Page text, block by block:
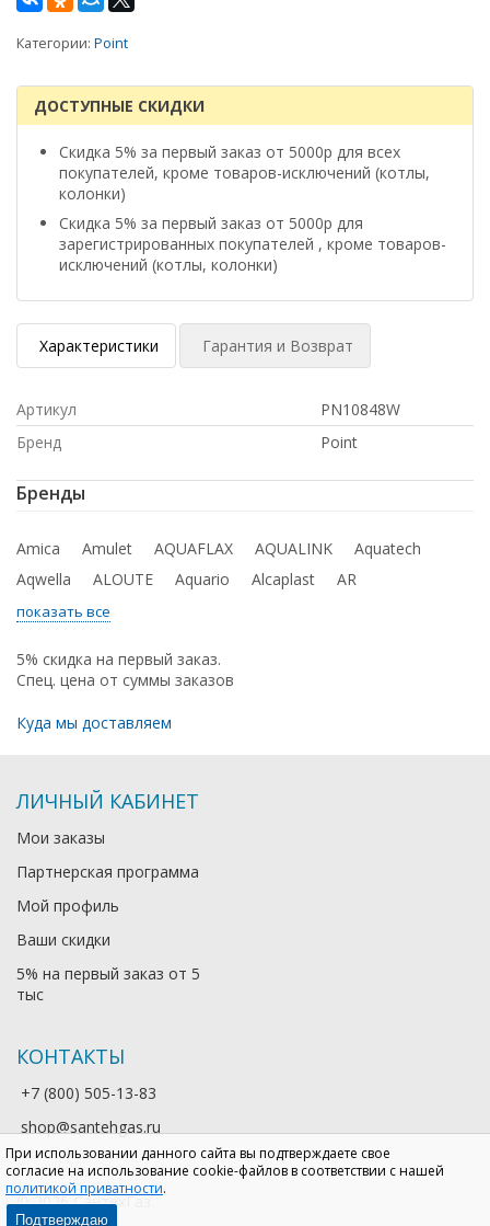
При использовании данного сайта вы подтверждаете свое
согласие на использование cookie-файлов в соответствии с нашей
политикой приватности.
Подтверждаю
Категории: Point
ДОСТУПНЫЕ СКИДКИ
Скидка 5% за первый заказ от 5000р для всех
покупателей, кроме товаров-исключений (котлы,
колонки)
Скидка 5% за первый заказ от 5000р для
зарегистрированных покупателей , кроме товаров-
исключений (котлы, колонки)
Характеристики Гарантия и Возврат
Артикул
PN10848W
Бренд
Point
Бренды
Amica Amulet AQUAFLAX AQUALINK
Aquatech
Aqwella
ALOUTE Aquario Alcaplast AR
показать все
5% скидка на первый заказ.
Спец. цена от суммы заказов
Куда мы доставляем
ЛИЧНЫЙ КАБИНЕТ
Мои заказы
Партнерская программа
Мой профиль
Ваши скидки
5% на первый заказ от 5
тыс
КОНТАКТЫ
+7 (800) 505-13-83
shop@santehgas.ru
© 2026 СантехГаз